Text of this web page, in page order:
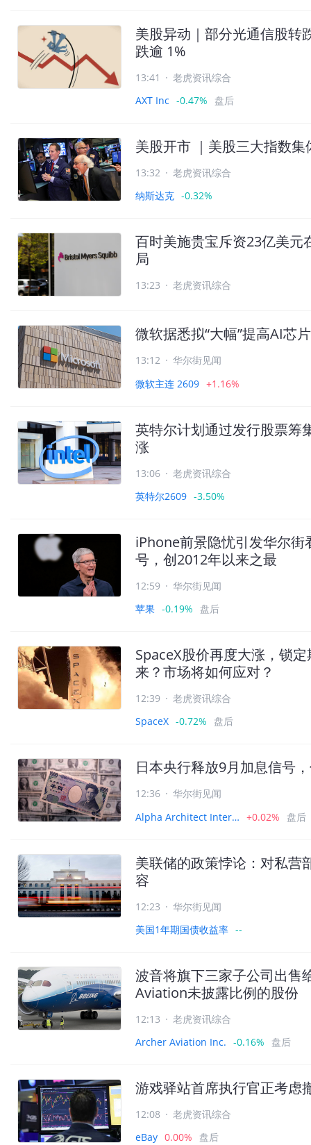
美股异动｜部分光通信股转
跌逾 1%
13:41 · 老虎资讯综合
AXT Inc -0.47% 盘后
美股开市 ｜美股三大指数
13:32 · 老虎资讯综合
纳斯达克 -0.32%
百时美施贵宝斥资23亿美元
局
13:23 · 老虎资讯综合
微软据悉拟“大幅”提高AI芯
13:12 · 华尔街见闻
微软主连 2609 +1.16%
英特尔计划通过发行股票筹
涨
13:06 · 老虎资讯综合
英特尔2609 -3.50%
iPhone前景隐忧引发华尔
号，创2012年以来之最
12:59 · 华尔街见闻
苹果 -0.19% 盘后
SpaceX股价再度大涨，锁
来？市场将如何应对？
12:39 · 老虎资讯综合
SpaceX -0.72% 盘后
日本央行释放9月加息信号
12:36 · 华尔街见闻
Alpha Architect International Quantitative Momentum ETF +0.02% 盘后
美联储的政策悖论：对私营
容
12:23 · 华尔街见闻
美国1年期国债收益率 --
波音将旗下三家子公司出
Aviation未披露比例的股份
12:13 · 老虎资讯综合
Archer Aviation Inc. -0.16% 盘后
游戏驿站首席执行官正考虑
12:08 · 老虎资讯综合
eBay 0.00% 盘后